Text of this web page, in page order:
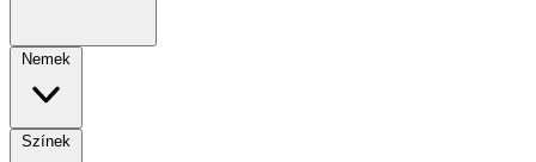
Nemek
Színek